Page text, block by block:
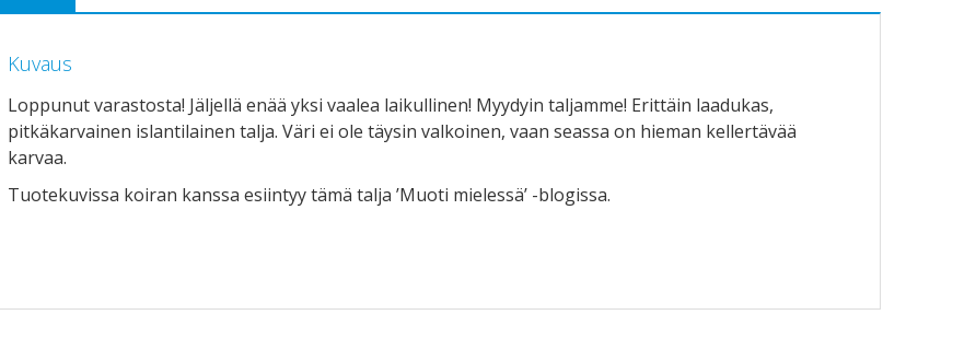
Kuvaus
Loppunut varastosta! Jäljellä enää yksi vaalea laikullinen! Myydyin taljamme! Erittäin laadukas,
pitkäkarvainen islantilainen talja. Väri ei ole täysin valkoinen, vaan seassa on hieman kellertävää
karvaa.
Tuotekuvissa koiran kanssa esiintyy tämä talja ’Muoti mielessä’ -blogissa.